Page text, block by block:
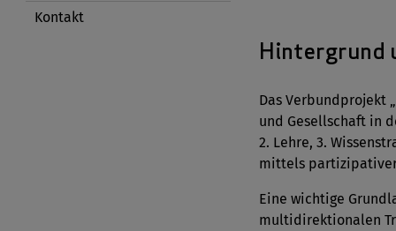
Kontakt
Hintergrund
Das Verbundprojekt
und Gesellschaft in
2. Lehre, 3.
mittels partizipativer
Eine wichtige
multidirektionalen